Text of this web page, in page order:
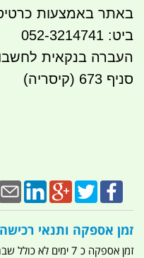
באתר באמצעות
ביט: 052-3214741
סניף 673 (קיסריה)
זמן אספקה ותנאי
זמן אספקה כ 7 ימים